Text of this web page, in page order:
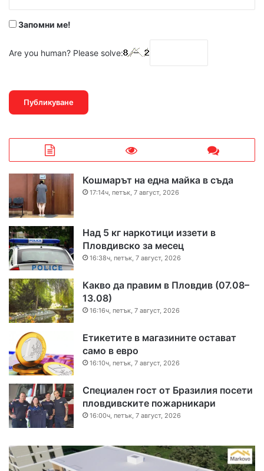
Запомни ме!
Are you human? Please solve:
Кошмарът на една майка в съда
17:14ч, петък, 7 август, 2026
Над 5 кг наркотици иззети в
Пловдивско за месец
16:38ч, петък, 7 август, 2026
Какво да правим в Пловдив (07.08–
13.08)
16:16ч, петък, 7 август, 2026
Етикетите в магазините остават
само в евро
16:10ч, петък, 7 август, 2026
Специален гост от Бразилия посети
пловдивските пожарникари
16:00ч, петък, 7 август, 2026